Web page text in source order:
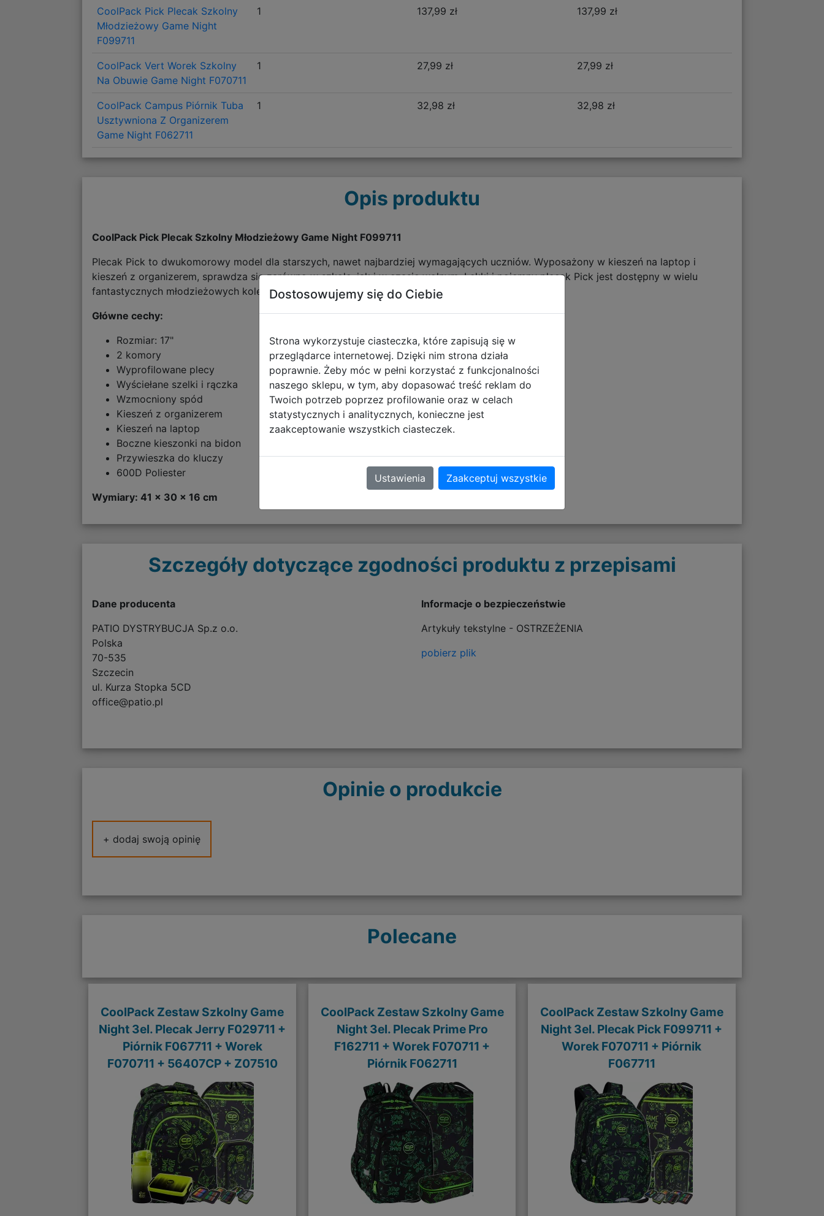
CoolPack Pick Plecak Szkolny
Młodzieżowy Game Night
F099711
1 137,99 zł 137,99 zł
CoolPack Vert Worek Szkolny
Na Obuwie Game Night F070711
1 27,99 zł 27,99 zł
CoolPack Campus Piórnik Tuba
Usztywniona Z Organizerem
Game Night F062711
1 32,98 zł 32,98 zł
Opis produktu
CoolPack Pick Plecak Szkolny Młodzieżowy Game Night F099711
Plecak Pick to dwukomorowy model dla starszych, nawet najbardziej wymagających uczniów. Wyposażony w kieszeń na laptop i
kieszeń z organizerem, sprawdza się zarówno w szkole, jak i w czasie wolnym. Lekki i pojemny plecak Pick jest dostępny w wielu
fantastycznych młodzieżowych kolekcjach!
Główne cechy:
Rozmiar: 17"
2 komory
Wyprofilowane plecy
Wyściełane szelki i rączka
Wzmocniony spód
Kieszeń z organizerem
Kieszeń na laptop
Boczne kieszonki na bidon
Przywieszka do kluczy
600D Poliester
Wymiary: 41 x 30 x 16 cm
Szczegóły dotyczące zgodności produktu z przepisami
Dane producenta
PATIO DYSTRYBUCJA Sp.z o.o.
Polska
70-535
Szczecin
ul. Kurza Stopka 5CD
office@patio.pl
Informacje o bezpieczeństwie
Artykuły tekstylne - OSTRZEŻENIA
pobierz plik
Opinie o produkcie
+ dodaj swoją opinię
Polecane
CoolPack Zestaw Szkolny Game
Night 3el. Plecak Jerry F029711 +
Piórnik F067711 + Worek
F070711 + 56407CP + Z07510
CoolPack Zestaw Szkolny Game
Night 3el. Plecak Prime Pro
F162711 + Worek F070711 +
Piórnik F062711
CoolPack Zestaw Szkolny Game
Night 3el. Plecak Pick F099711 +
Worek F070711 + Piórnik
F067711
Dostosowujemy się do Ciebie
Strona wykorzystuje ciasteczka, które zapisują się w
przeglądarce internetowej. Dzięki nim strona działa
poprawnie. Żeby móc w pełni korzystać z funkcjonalności
naszego sklepu, w tym, aby dopasować treść reklam do
Twoich potrzeb poprzez profilowanie oraz w celach
statystycznych i analitycznych, konieczne jest
zaakceptowanie wszystkich ciasteczek.
Ustawienia Zaakceptuj wszystkie